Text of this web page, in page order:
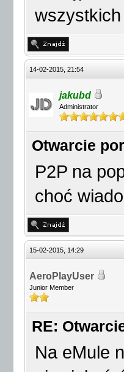
wszystkich
14-02-2015, 21:54
jakubd
Administrator
Otwarcie
P2P na
choć
15-02-2015, 14:29
AeroPlayUser
Junior Member
RE:
Na eMule